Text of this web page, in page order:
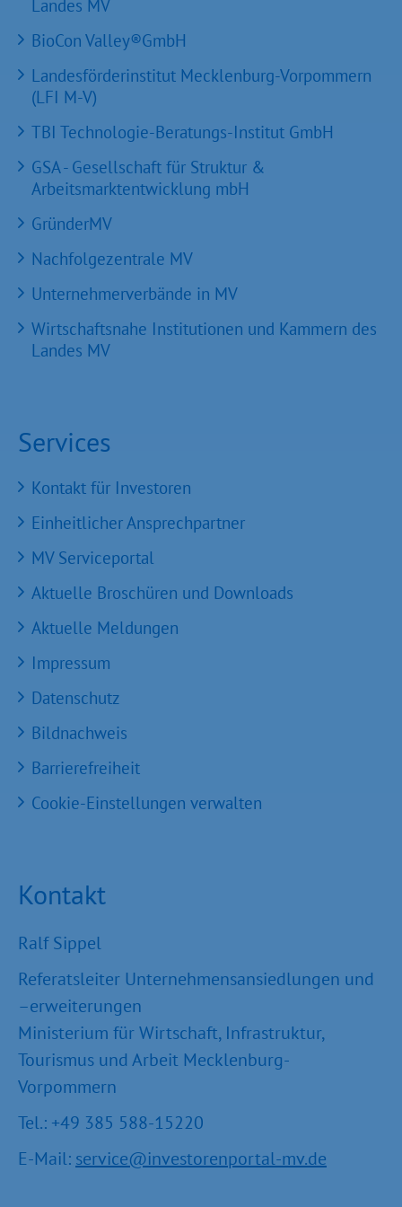
Landes MV
BioCon Valley®GmbH
Landesförderinstitut Mecklenburg-Vorpommern
(LFI M-V)
TBI Technologie-Beratungs-Institut GmbH
GSA - Gesellschaft für Struktur &
Arbeitsmarktentwicklung mbH
GründerMV
Nachfolgezentrale MV
Unternehmerverbände in MV
Wirtschaftsnahe Institutionen und Kammern des
Landes MV
Services
Kontakt für Investoren
Einheitlicher Ansprechpartner
MV Serviceportal
Aktuelle Broschüren und Downloads
Aktuelle Meldungen
Impressum
Datenschutz
Bildnachweis
Barrierefreiheit
Cookie-Einstellungen verwalten
Kontakt
Ralf Sippel
Referatsleiter Unternehmensansiedlungen und
–erweiterungen
Ministerium für Wirtschaft, Infrastruktur,
Tourismus und Arbeit Mecklenburg-
Vorpommern
Tel.: +49 385 588-15220
E-Mail: service@investorenportal-mv.de